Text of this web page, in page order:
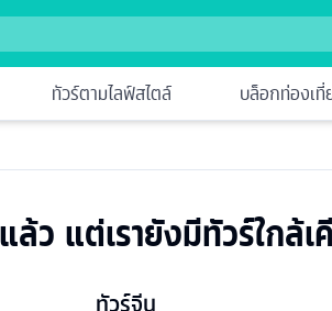
ทัวร์ตามไลฟ์สไตล์ บล็อกท่องเที่
ล้ว แต่เรายังมีทัวร์ใกล้